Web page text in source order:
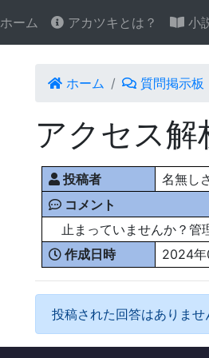
ホーム アカツキとは？ 小
ホーム 質問掲示板
アクセス
投稿者
名無し
コメント
止まっていませんか？管
作成日時
2024
投稿された回答はありませ